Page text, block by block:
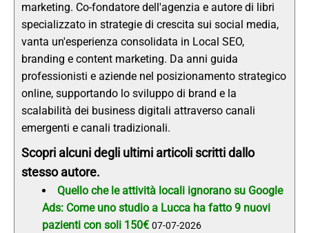
marketing. Co-fondatore dell'agenzia e autore di libri
specializzato in strategie di crescita sui social media,
vanta un'esperienza consolidata in Local SEO,
branding e content marketing. Da anni guida
professionisti e aziende nel posizionamento strategico
online, supportando lo sviluppo di brand e la
scalabilità dei business digitali attraverso canali
emergenti e canali tradizionali.
Scopri alcuni degli ultimi articoli scritti dallo
stesso autore.
Quello che le attività locali ignorano su Google
Ads: Come uno studio a Lucca ha fatto 9 nuovi
pazienti con soli 150€ 07-07-2026